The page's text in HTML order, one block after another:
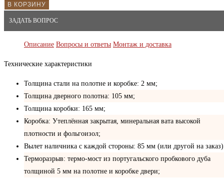
В КОРЗИНУ
ЗАДАТЬ ВОПРОС
Описание Вопросы и ответы Монтаж и доставка
Технические характеристики
Толщина стали на полотне и коробке: 2 мм;
Толщина дверного полотна: 105 мм;
Толщина коробки: 165 мм;
Коробка: Утеплённая закрытая, минеральная вата высокой
плотности и фольгоизол;
Вылет наличника с каждой стороны: 85 мм (или другой на
Терморазрыв: термо-мост из португальского пробкового дуба
толщиной 5 мм на полотне и коробке двери;